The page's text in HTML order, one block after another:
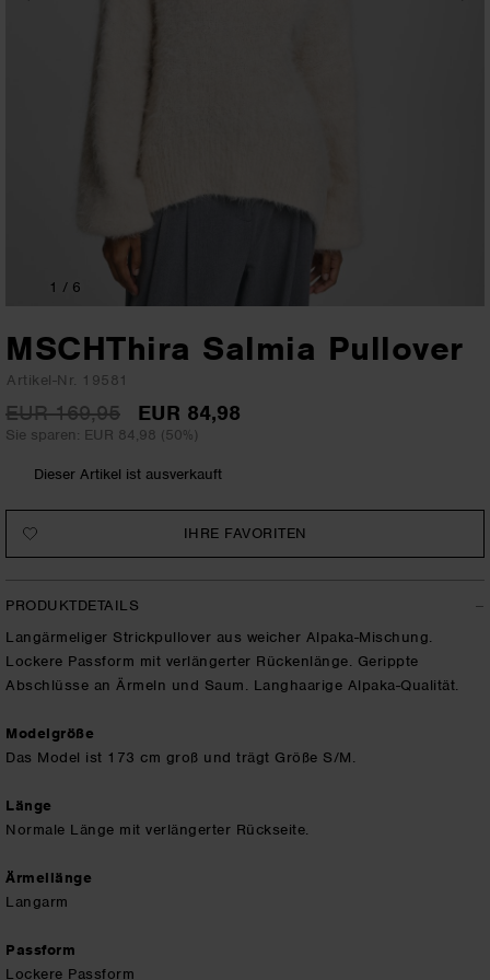
1 / 6
MSCHThira Salmia Pullover
Artikel-Nr. 19581
EUR 169,95 EUR 84,98
Sie sparen: EUR 84,98 (50%)
Dieser Artikel ist ausverkauft
IHRE FAVORITEN
PRODUKTDETAILS
Langärmeliger Strickpullover aus weicher Alpaka-Mischung.
Lockere Passform mit verlängerter Rückenlänge. Gerippte
Abschlüsse an Ärmeln und Saum. Langhaarige Alpaka-Qualität.
Modelgröße
Das Model ist 173 cm groß und trägt Größe S/M.
Länge
Normale Länge mit verlängerter Rückseite.
Ärmellänge
Langarm
Passform
Lockere Passform